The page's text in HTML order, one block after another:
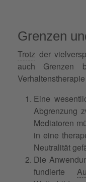
Grenzen
Trotz der
auch Grenzen
Eine
Abgrenzung
Mediatoren
in eine
Neutralität
Die
fundierte